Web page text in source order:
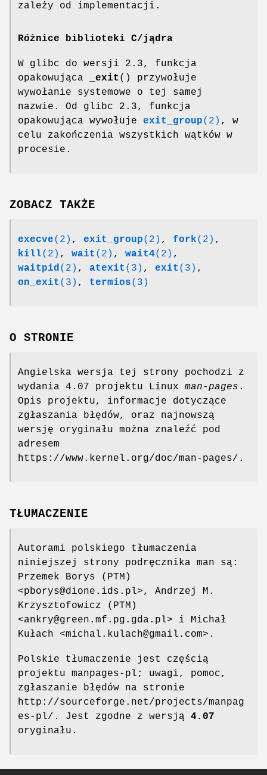
zależy od implementacji.
Różnice biblioteki C/jądra
W glibc do wersji 2.3, funkcja
opakowująca
_exit () przywołuje
wywołanie systemowe o tej samej
nazwie. Od glibc 2.3, funkcja
opakowująca wywołuje exit_group(2) , w
celu zakończenia wszystkich wątków w
procesie.
ZOBACZ TAKŻE
execve(2) , exit_group(2) , fork(2) ,
kill(2) , wait (2) , wait4(2) ,
waitpid(2) , atexit (3) , exit (3) ,
on_exit (3) , termios(3)
O STRONIE
Angielska wersja tej strony pochodzi z
wydania 4.07 projektu Linux man-pages .
Opis projektu, informacje dotyczące
zgłaszania błędów, oraz najnowszą
wersję oryginału można znaleźć pod
adresem
https://www.kernel.org/doc/man-pages/.
TŁUMACZENIE
Autorami polskiego tłumaczenia
niniejszej strony podręcznika man są:
Przemek Borys (PTM)
<pborys@dione.ids.pl>, Andrzej M.
Krzysztofowicz (PTM)
<ankry@green.mf.pg.gda.pl> i Michał
Kułach <michal.kulach@gmail.com>.
Polskie tłumaczenie jest częścią
projektu manpages-pl; uwagi, pomoc,
zgłaszanie błędów na stronie
http://sourceforge.net/projects/manpag
es-pl/. Jest zgodne z wersją 4.07
oryginału.